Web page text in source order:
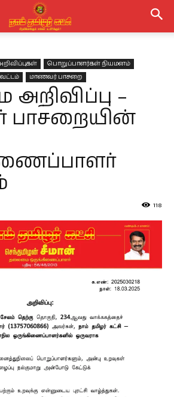
பொறுப்பாளர்கள் நியமனம்
மாணவர் பாசறை
–
பாசறையின்
118